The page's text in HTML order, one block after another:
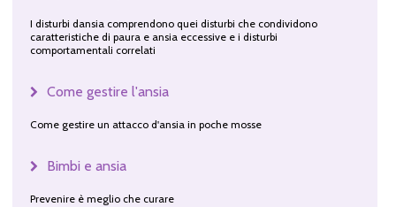
I disturbi dansia comprendono quei disturbi che condividono
caratteristiche di paura e ansia eccessive e i disturbi
comportamentali correlati
Come gestire l'ansia
Come gestire un attacco d'ansia in poche mosse
Bimbi e ansia
Prevenire è meglio che curare